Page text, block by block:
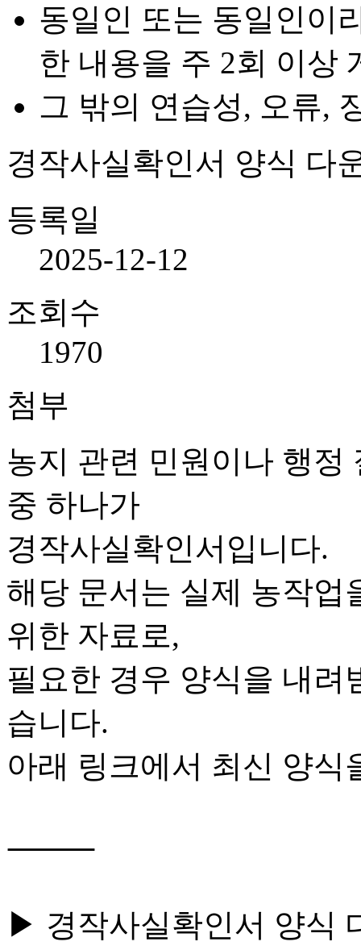
동일인 또는 동일인이
한 내용을 주 2회 이상
그 밖의 연습성, 오류,
경작사실확인서 양식 다
등록일
2025-12-12
조회수
1970
첨부
농지 관련 민원이나 행정
중 하나가
경작사실확인서입니다.
해당 문서는 실제 농작업
위한 자료로,
필요한 경우 양식을 내려
습니다.
아래 링크에서 최신 양식
⸻
▶ 경작사실확인서 양식